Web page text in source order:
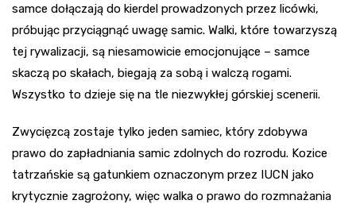
samce dołączają do kierdel prowadzonych przez licówki,
próbując przyciągnąć uwagę samic. Walki, które towarzyszą
tej rywalizacji, są niesamowicie emocjonujące – samce
skaczą po skałach, biegają za sobą i walczą rogami.
Wszystko to dzieje się na tle niezwykłej górskiej scenerii.
Zwycięzcą zostaje tylko jeden samiec, który zdobywa
prawo do zapładniania samic zdolnych do rozrodu. Kozice
tatrzańskie są gatunkiem oznaczonym przez IUCN jako
krytycznie zagrożony, więc walka o prawo do rozmnażania